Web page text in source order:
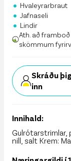
Hvaleyrarbraut
• Jafnaseli
• Lindir
Ath. að
skömmum
Skráðu
inn
Innihald:
Gulrótarstrimlar,
nill, salt Krem: